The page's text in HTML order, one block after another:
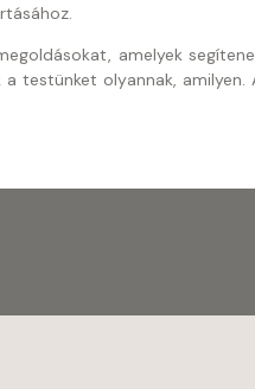
amelyek
testünket olyannak,